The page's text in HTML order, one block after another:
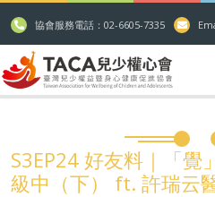
協會服務電話：02-6605-7335
S3EP24 好友料｜「覺
級中（下） ft. 許瑞云